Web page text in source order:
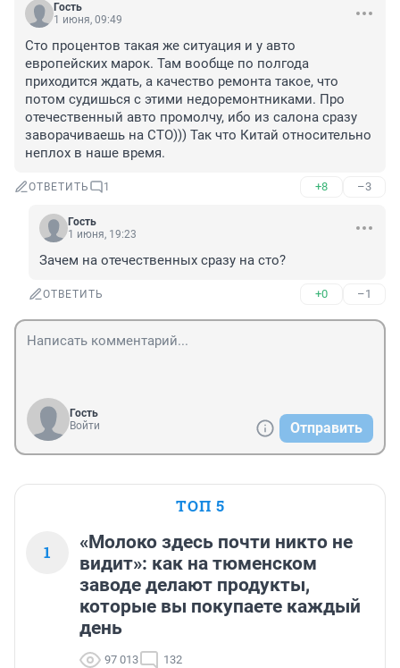
Гость
1 июня, 09:49
Сто процентов такая же ситуация и у авто
европейских марок. Там вообще по полгода
приходится ждать, а качество ремонта такое, что
потом судишься с этими недоремонтниками. Про
отечественный авто промолчу, ибо из салона сразу
заворачиваешь на СТО))) Так что Китай относительно
неплох в наше время.
ОТВЕТИТЬ 1 +8 –3
Гость
1 июня, 19:23
Зачем на отечественных сразу на сто?
ОТВЕТИТЬ +0 –1
Гость
Войти
Отправить
ТОП 5
1
«Молоко здесь почти никто не
видит»: как на тюменском
заводе делают продукты,
которые вы покупаете каждый
день
97 013 132